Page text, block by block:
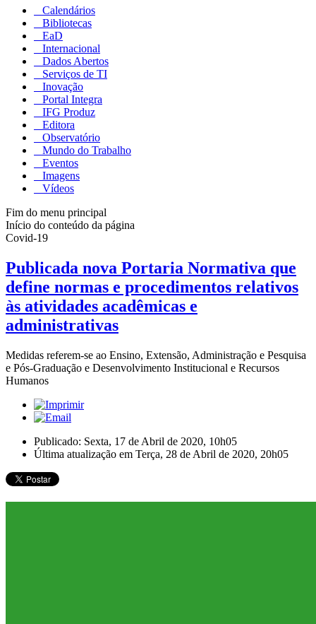
Calendários
Bibliotecas
EaD
Internacional
Dados Abertos
Serviços de TI
Inovação
Portal Integra
IFG Produz
Editora
Observatório
Mundo do Trabalho
Eventos
Imagens
Vídeos
Fim do menu principal
Início do conteúdo da página
Covid-19
Publicada nova Portaria Normativa que
define normas e procedimentos relativos
às atividades acadêmicas e
administrativas
Medidas referem-se ao Ensino, Extensão, Administração e Pesquisa
e Pós-Graduação e Desenvolvimento Institucional e Recursos
Humanos
Publicado: Sexta, 17 de Abril de 2020, 10h05
Última atualização em Terça, 28 de Abril de 2020, 20h05